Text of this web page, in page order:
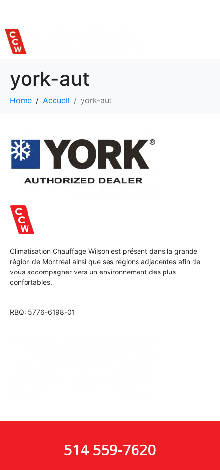
york-aut
Home Accueil york-aut
Climatisation Chauffage Wilson est présent dans la grande
région de Montréal ainsi que ses régions adjacentes afin de
vous accompagner vers un environnement des plus
confortables.
RBQ: 5776-6198-01
514 559-7620